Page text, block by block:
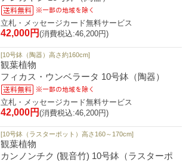
立札・メッセージカード無料サービス
42,000円 (消費税込:46,200円)
[10号鉢（陶器）高さ約160cm]
観葉植物
フィカス・ウンベラータ 10号鉢（陶器）
立札・メッセージカード無料サービス
42,000円 (消費税込:46,200円)
[10号鉢（ラスターポット）高さ160～170cm]
観葉植物
カンノンチク (観音竹) 10号鉢（ラスターポ